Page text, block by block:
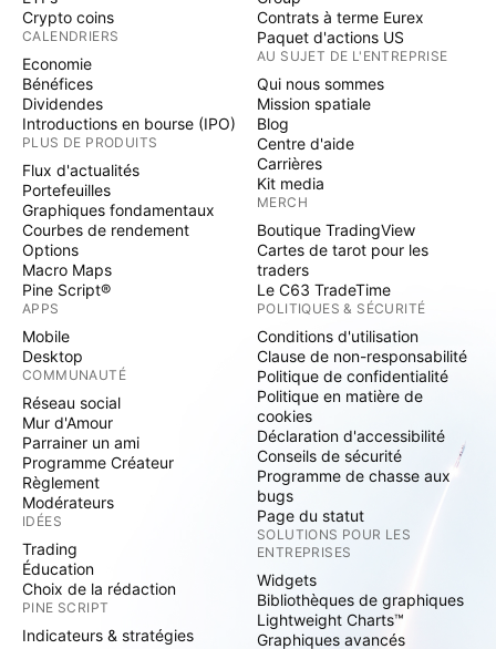
Crypto coins
CALENDRIERS
Economie
Bénéfices
Dividendes
Introductions en bourse (IPO)
PLUS DE PRODUITS
Flux d'actualités
Portefeuilles
Graphiques fondamentaux
Courbes de rendement
Options
Macro Maps
Pine Script®
APPS
Mobile
Desktop
COMMUNAUTÉ
Réseau social
Mur d'Amour
Parrainer un ami
Programme Créateur
Règlement
Modérateurs
IDÉES
Trading
Éducation
Choix de la rédaction
PINE SCRIPT
Indicateurs & stratégies
Contrats à terme Eurex
Paquet d'actions US
AU SUJET DE L'ENTREPRISE
Qui nous sommes
Mission spatiale
Blog
Centre d'aide
Carrières
Kit media
MERCH
Boutique TradingView
Cartes de tarot pour les
traders
Le C63 TradeTime
POLITIQUES & SÉCURITÉ
Conditions d'utilisation
Clause de non-responsabilité
Politique de confidentialité
Politique en matière de
cookies
Déclaration d'accessibilité
Conseils de sécurité
Programme de chasse aux
bugs
Page du statut
SOLUTIONS POUR LES
ENTREPRISES
Widgets
Bibliothèques de graphiques
Lightweight Charts™
Graphiques avancés